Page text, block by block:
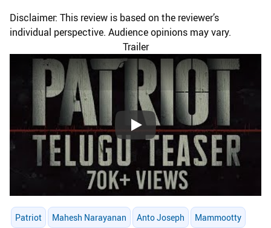
Disclaimer: This review is based on the reviewer’s
individual perspective. Audience opinions may vary.
Trailer
Play
Patriot Mahesh Narayanan Anto Joseph Mammootty